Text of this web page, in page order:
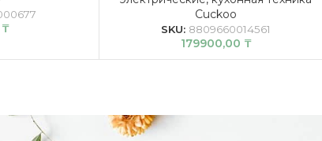
₸
Cuckoo
SKU: 8809660014561
179900,00 ₸